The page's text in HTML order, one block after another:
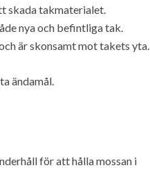
skada takmaterialet.
nya och befintliga tak.
är skonsamt mot takets yta.
ändamål.
för att hålla mossan i